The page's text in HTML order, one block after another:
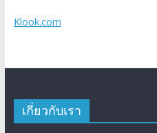
Klook.com
เกี่ยวกับเรา